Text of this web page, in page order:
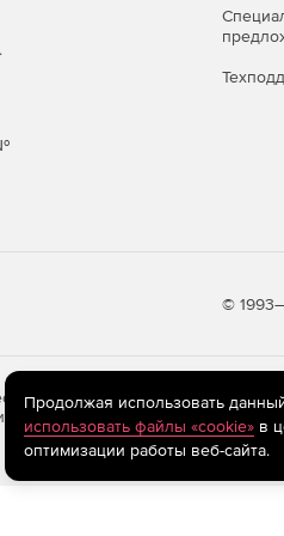
без усложнения ИТ‑ландшафта:
копирование и
организации, госсектор.
интегрироваться в
а также использовать
уверенно соответствовать
©
store.softline.ru применяются
сведений, относящихся к
Продолжая использовать
использовать файлы «cookie»в
оптимизации работы веб-сайта.